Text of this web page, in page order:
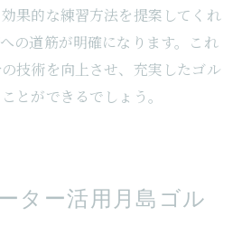
果的な練習方法を提案してくれ
の道筋が明確になります。これ
技術を向上させ、充実したゴル
とができるでしょう。
ター活用月島ゴル